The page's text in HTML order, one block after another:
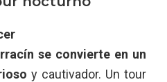
se convierte en un
y cautivador. Un tour